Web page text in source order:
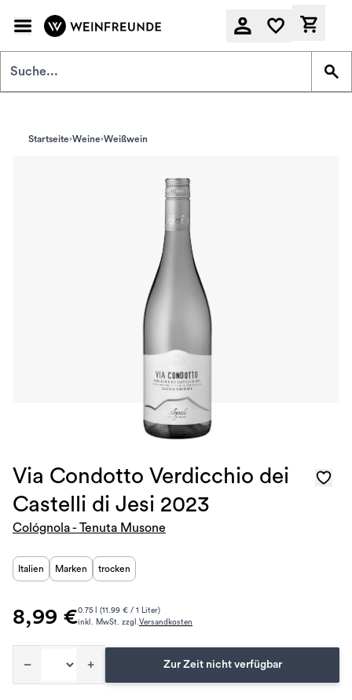
Startseite Weine Weißwein
Via Condotto Verdicchio dei
Castelli di Jesi 2023
Cológnola - Tenuta Musone
Italien Marken trocken
8,99 €0.75 l (11.99 € / 1 Liter)
inkl. MwSt. zzgl.Versandkosten
– + Zur Zeit nicht verfügbar